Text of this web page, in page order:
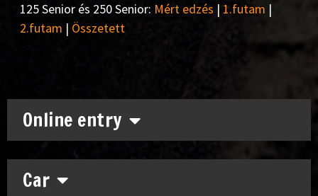
Online entry
Car
125 Senior és 250 Senior: Mért edzés | 1.futam |
2.futam | Összetett